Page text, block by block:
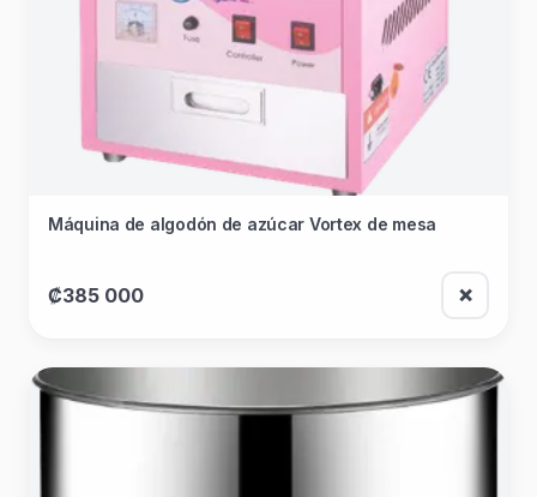
Máquina de algodón de azúcar Vortex de mesa
₡385 000 ❌